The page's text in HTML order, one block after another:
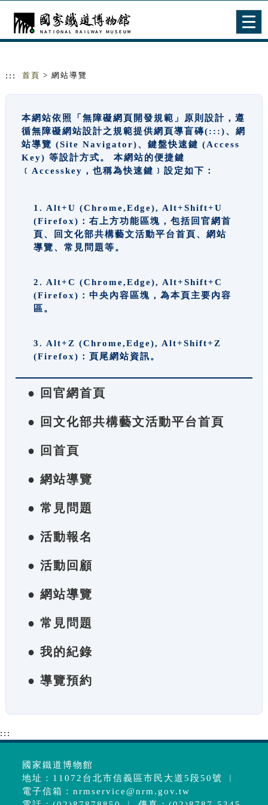
::: 首頁 > 網站導覽
本網站依照「無障礙網頁開發規範」原則設計，遵
循無障礙網站設計之規範提供網頁導盲磚(:::)、網
站導覽 (Site Navigator)、鍵盤快速鍵 (Access
Key) 等設計方式。 本網站的便捷鍵
﹝Accesskey，也稱為快速鍵﹞設定如下：
1. Alt+U (Chrome,Edge), Alt+Shift+U
(Firefox)：右上方功能區塊，包括回官網首
頁、回文化部共構藝文活動平台首頁、網站
導覽、常見問題等。
2. Alt+C (Chrome,Edge), Alt+Shift+C
(Firefox)：中央內容區塊，為本頁主要內容
區。
3. Alt+Z (Chrome,Edge), Alt+Shift+Z
(Firefox)：頁尾網站資訊。
● 回官網首頁
● 回文化部共構藝文活動平台首頁
● 回首頁
● 網站導覽
● 常見問題
● 活動報名
● 活動回顧
● 網站導覽
● 常見問題
● 我的紀錄
● 導覽預約
:::
國家鐵道博物館
地址：11072台北市信義區市民大道5段50號 ︱
電子信箱：nrmservice@nrm.gov.tw